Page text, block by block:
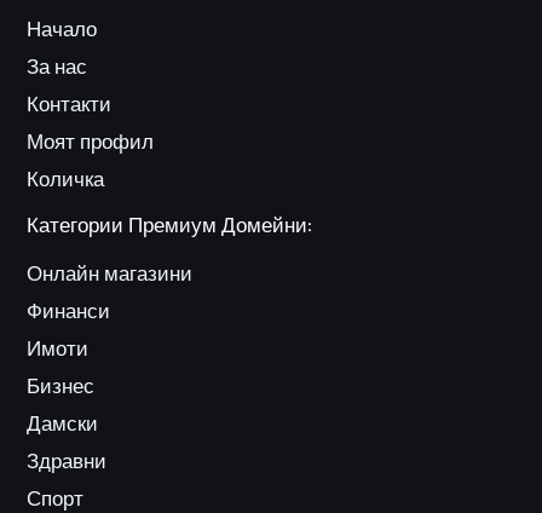
Начало
За нас
Контакти
Моят профил
Количка
Категории Премиум Домейни:
Онлайн магазини
Финанси
Имоти
Бизнес
Дамски
Здравни
Спорт